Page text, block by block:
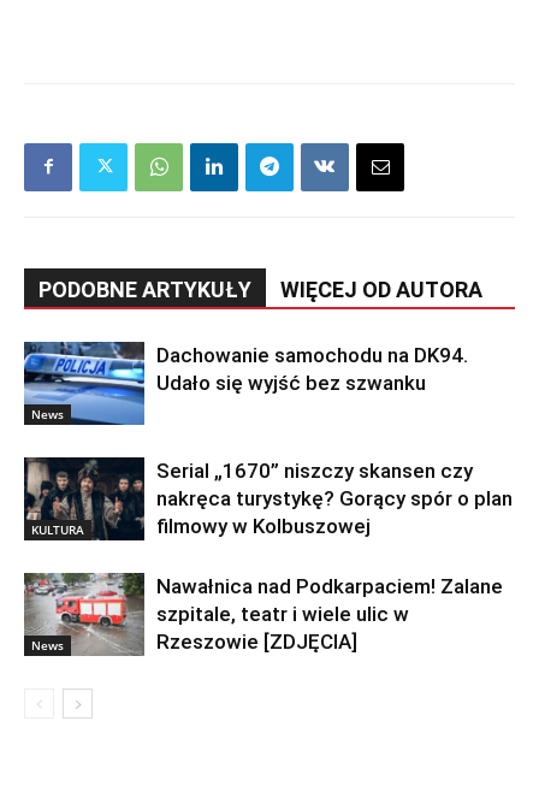
PODOBNE ARTYKUŁY WIĘCEJ OD AUTORA
News
Dachowanie samochodu na DK94.
Udało się wyjść bez szwanku
KULTURA
Serial „1670” niszczy skansen czy
nakręca turystykę? Gorący spór o plan
filmowy w Kolbuszowej
News
Nawałnica nad Podkarpaciem! Zalane
szpitale, teatr i wiele ulic w
Rzeszowie [ZDJĘCIA]